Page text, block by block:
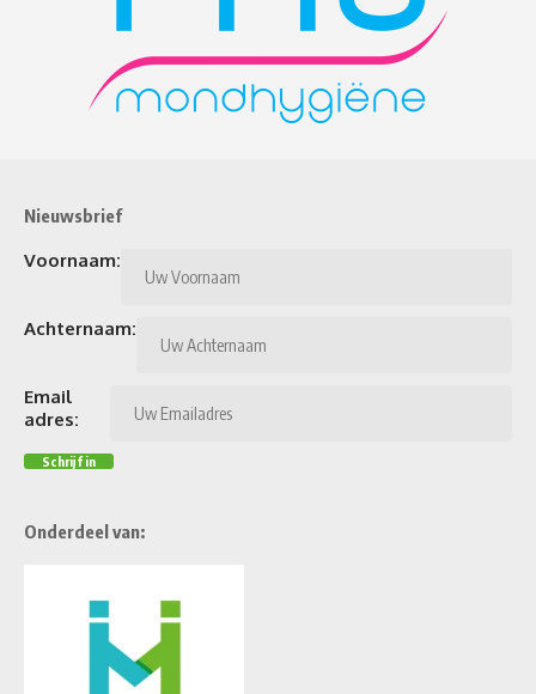
Nieuwsbrief
Voornaam:
Achternaam:
Email
adres:
Onderdeel van: